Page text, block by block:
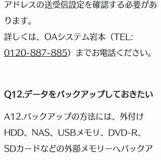
アドレスの送受信設定を確認する必要があ
ります。
詳しくは、OAシステム岩本（TEL:
0120-887-885）までお電話ください。
Q12.データをバックアップしておきたい
A12.バックアップの方法には、外付け
HDD、NAS、USBメモリ、DVD-R、
SDカードなどの外部メモリーへバックア